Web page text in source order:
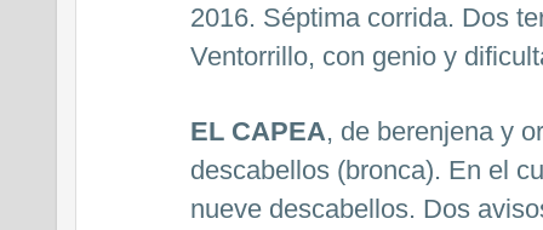
2016. Séptima corrida. Dos
Ventorrillo, con genio y
EL CAPEA, de berenjena y
descabellos (bronca). En el
nueve descabellos. Dos